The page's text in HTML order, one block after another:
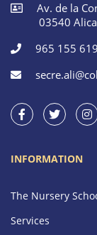
Av. de la
03540
965 155 619
INFORMATION
The Nursery
Services